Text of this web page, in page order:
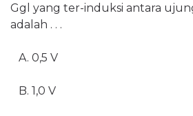
Ggl yang ter-induksi antara
adalah . . .
A. 0,5 V
B. 1,0 V